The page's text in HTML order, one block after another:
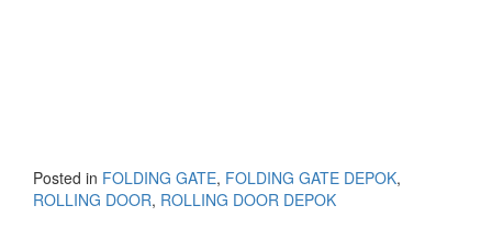
Posted in FOLDING GATE, FOLDING GATE DEPOK,
ROLLING DOOR, ROLLING DOOR DEPOK